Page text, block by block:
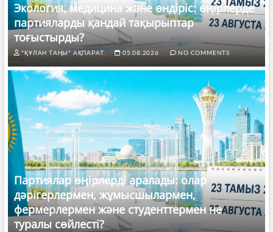
Экология, медицина және өндіріс: өңірлерде
партияларды қандай тақырыптар
тоғыстырды?
"ҚҰЛАН ТАҢЫ" АҚПАРАТ. 05.08.2026 NO COMMENTS
Партиялар өңірлерді аралады: олар
дәрігерлермен, жұмысшылармен,
фермерлермен және студенттермен не
туралы сөйлесті?